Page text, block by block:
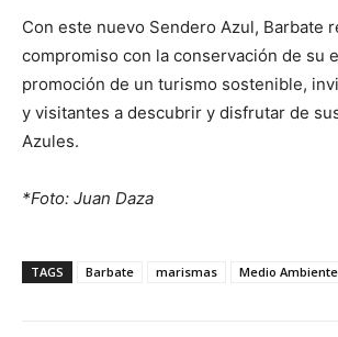
Con este nuevo Sendero Azul, Barbate
compromiso con la conservación de su
promoción de un turismo sostenible,
y visitantes a descubrir y disfrutar de
Azules.
*Foto: Juan Daza
TAGS Barbate marismas Medio Ambiente